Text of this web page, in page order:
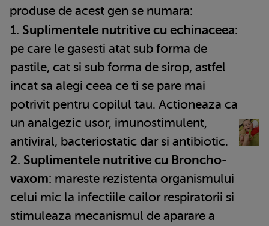
produse de acest gen se numara:
1. Suplimentele nutritive cu echinaceea:
pe care le gasesti atat sub forma de
pastile, cat si sub forma de sirop, astfel
incat sa alegi ceea ce ti se pare mai
potrivit pentru copilul tau. Actioneaza ca
un analgezic usor, imunostimulent,
antiviral, bacteriostatic dar si antibiotic.
2. Suplimentele nutritive cu Broncho-
vaxom: mareste rezistenta organismului
celui mic la infectiile cailor respiratorii si
stimuleaza mecanismul de aparare a